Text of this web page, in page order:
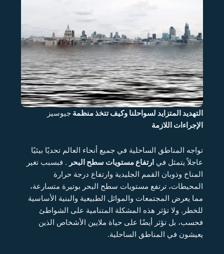
التهديد المتزايد لسواحلنا وكيف تتخذ منظمةجيوسيز
الإجراءات اللازمة
تواجه المناطق الساحلية في جميع أنحاء العالم تحديًا بيئيًا
عاجلاً يتمثل في ارتفاع مستويات سطح البحر . فبسبب تغير
المناخ وذوبان القمم الجليدية وارتفاع درجة حرارة
المحيطات، ترتفع مستويات سطح البحر بوتيرة متسارعة،
مما يعرض المجتمعات والموائل الطبيعية والبنية الأساسية
للخطر. ولا تؤثر هذه المشكلة المتنامية على الشواطئ
فحسب، بل تؤثر أيضًا على حياة ملايين الأشخاص الذين
يعيشون في المناطق الساحلية.